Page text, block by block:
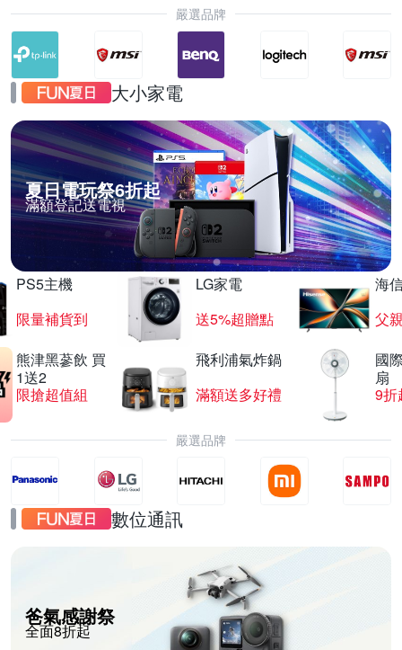
嚴選品牌
大小家電
夏日電玩祭6折起
滿額登記送電視
PS5主機
限量補貨到
LG家電
送5%超贈點
海
父
熊津黑蔘飲 買
1送2
限搶超值組
飛利浦氣炸鍋
滿額送多好禮
國
扇
9折
嚴選品牌
數位通訊
爸氣感謝祭
全面8折起